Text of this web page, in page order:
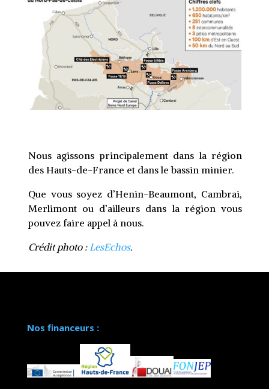
Nous agissons principalement dans la région
des Hauts-de-France et dans le bassin minier.
Que vous soyez d’Henin-Beaumont, Cambrai,
Merlimont ou d’ailleurs dans la région vous
pouvez faire appel à nous.
Crédit photo : LesEchos.
Nos financeurs :